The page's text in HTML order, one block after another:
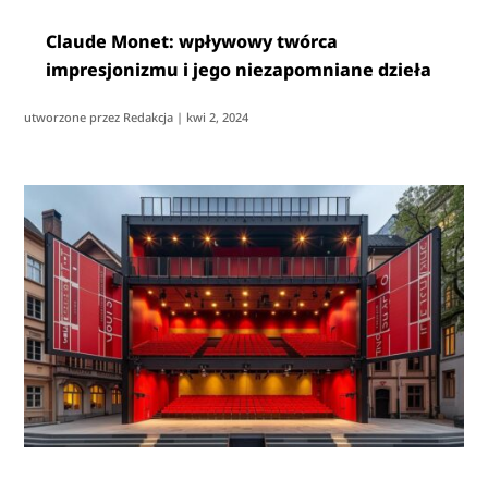
Claude Monet: wpływowy twórca
impresjonizmu i jego niezapomniane dzieła
utworzone przez Redakcja | kwi 2, 2024